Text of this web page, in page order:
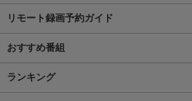
リモート録画予約ガイド
おすすめ番組
ランキング